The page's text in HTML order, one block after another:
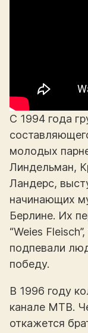
С 1994 года
молодых
Линдельман,
Ландерс,
начинающих
Берлине. Их
“Weies
подпевали
победу.
В 1996 году
канале МТВ.
откажется